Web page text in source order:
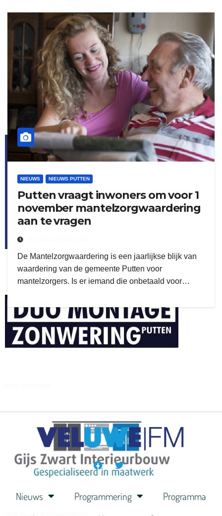
delangekortland
kleijer
henkvandeberg
flitsmeister
ook adverteren
NIEUWS NIEUWS PUTTEN
Putten vraagt inwoners om voor 1
november mantelzorgwaardering
aan te vragen
De Mantelzorgwaardering is een jaarlijkse blijk van
waardering van de gemeente Putten voor
mantelzorgers. Is er iemand die onbetaald voor…
Nieuws Programmering
Programma